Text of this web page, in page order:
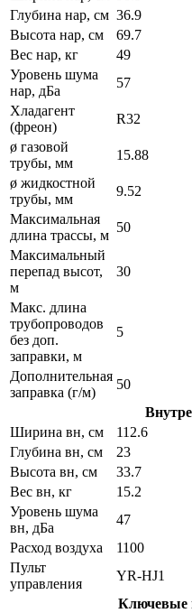
Глубина нар, см 36.9
Высота нар, см
69.7
Вес нар, кг
49
Уровень шума
нар, дБа
57
Хладагент
(фреон)
R32
ø газовой
трубы, мм
15.88
ø жидкостной
трубы, мм
9.52
Максимальная
длина трассы, м
50
Максимальный
перепад высот,
м
30
Макс. длина
трубопроводов
без доп.
заправки, м
5
Дополнительная
заправка (г/м)
50
Ширина вн, см
112.6
Глубина вн, см
23
Высота вн, см
33.7
Вес вн, кг
15.2
Уровень шума
вн, дБа
47
Расход воздуха
1100
Пульт
управления
YR-HJ1
Ключевые